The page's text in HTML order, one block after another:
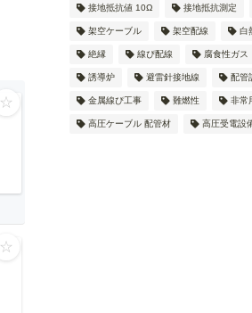
接地抵抗値 10Ω 接地抵抗測定
架空ケーブル 架空配線 白
絶縁 線ぴ配線 腐食性ガス
誘導炉 避雷針接地線 配管
金属線ぴ工事 難燃性 非常
高圧ケーブル 配管材 高圧受電設